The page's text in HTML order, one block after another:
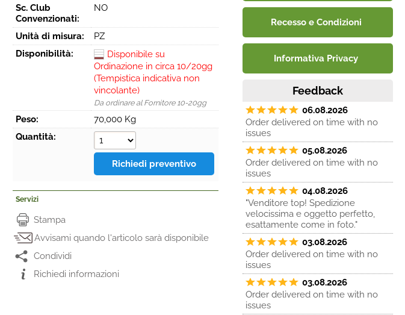
Sc. Club
Convenzionati:
NO
Unità di misura:
PZ
Disponibilità:
Disponibile su
Ordinazione in circa 10/20gg
(Tempistica indicativa non
vincolante)
Da ordinare al Fornitore 10-20gg
Peso:
70,000 Kg
Quantità:
Servizi
Stampa
Avvisami quando l'articolo sarà disponibile
Condividi
Richiedi informazioni
Recesso e Condizioni
Informativa Privacy
Feedback
06.08.2026
Order delivered on time with no
issues
05.08.2026
Order delivered on time with no
issues
04.08.2026
"Venditore top! Spedizione
velocissima e oggetto perfetto,
esattamente come in foto."
03.08.2026
Order delivered on time with no
issues
03.08.2026
Order delivered on time with no
issues